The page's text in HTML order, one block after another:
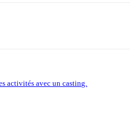
activités avec un casting.